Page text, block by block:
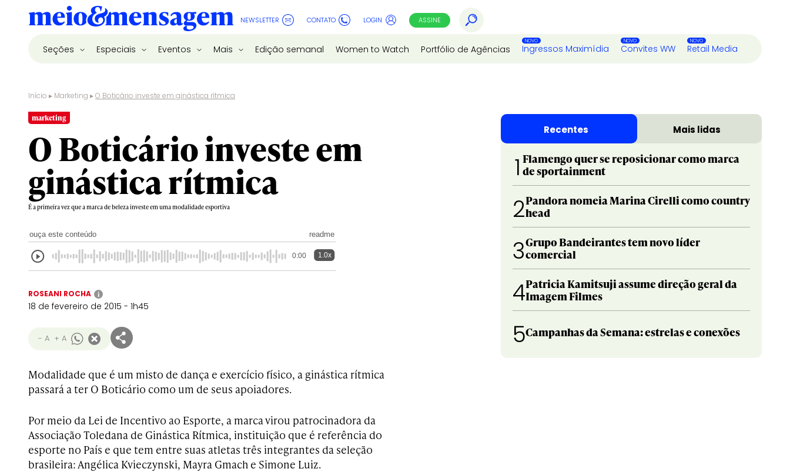
NEWSLETTER CONTATO LOGIN ASSINE
Seções Especiais Eventos Mais Edição semanal Women to Watch Portfólio de Agências Ingressos Maximídia Convites WW Retail Media
Início ▸ Marketing ▸O Boticário investe em ginástica rítmica
marketing
O Boticário investe em
ginástica rítmica
É a primeira vez que a marca de beleza investe em uma modalidade esportiva
ouça este conteúdo readme
0:00 1.0x
ROSEANI ROCHA i
18 de fevereiro de 2015 - 1h45
- A + A
Modalidade que é um misto de dança e exercício físico, a ginástica rítmica
passará a ter O Boticário como um de seus apoiadores.
Por meio da Lei de Incentivo ao Esporte, a marca virou patrocinadora da
Associação Toledana de Ginástica Rítmica, instituição que é referência do
esporte no País e que tem entre suas atletas três integrantes da seleção
brasileira: Angélica Kvieczynski, Mayra Gmach e Simone Luiz.
Recentes Mais lidas
1 Flamengo quer se reposicionar como marca
de sportainment
2Pandora nomeia Marina Cirelli como country
head
3Grupo Bandeirantes tem novo líder
comercial
4Patricia Kamitsuji assume direção geral da
Imagem Filmes
5Campanhas da Semana: estrelas e conexões